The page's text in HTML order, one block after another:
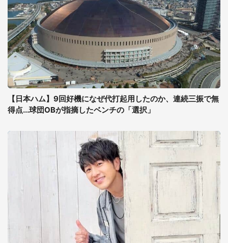
【日本ハム】9回好機になぜ代打起用したのか、連続三振で無
得点...球団OBが指摘したベンチの「選択」